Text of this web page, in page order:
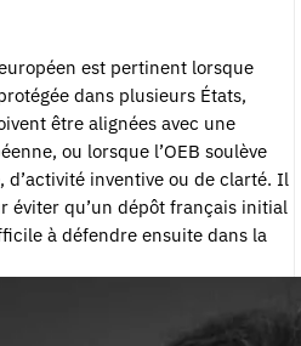
est pertinent lorsque
dans plusieurs États,
être alignées avec une
ou lorsque l’OEB soulève
d’activité inventive ou de clarté. Il
éviter qu’un dépôt français initial
à défendre ensuite dans la